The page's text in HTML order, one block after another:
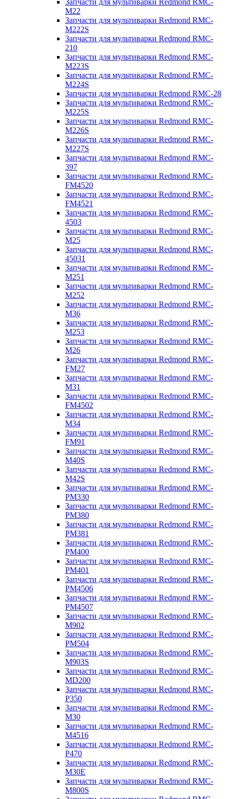
Запчасти для мультиварки Redmond RMC-
M22
Запчасти для мультиварки Redmond RMC-
M222S
Запчасти для мультиварки Redmond RMC-
210
Запчасти для мультиварки Redmond RMC-
M223S
Запчасти для мультиварки Redmond RMC-
M224S
Запчасти для мультиварки Redmond RMC-28
Запчасти для мультиварки Redmond RMC-
M225S
Запчасти для мультиварки Redmond RMC-
M226S
Запчасти для мультиварки Redmond RMC-
M227S
Запчасти для мультиварки Redmond RMC-
397
Запчасти для мультиварки Redmond RMC-
FM4520
Запчасти для мультиварки Redmond RMC-
FM4521
Запчасти для мультиварки Redmond RMC-
4503
Запчасти для мультиварки Redmond RMC-
M25
Запчасти для мультиварки Redmond RMC-
45031
Запчасти для мультиварки Redmond RMC-
M251
Запчасти для мультиварки Redmond RMC-
M252
Запчасти для мультиварки Redmond RMC-
M36
Запчасти для мультиварки Redmond RMC-
M253
Запчасти для мультиварки Redmond RMC-
M26
Запчасти для мультиварки Redmond RMC-
FM27
Запчасти для мультиварки Redmond RMC-
M31
Запчасти для мультиварки Redmond RMC-
FM4502
Запчасти для мультиварки Redmond RMC-
M34
Запчасти для мультиварки Redmond RMC-
FM91
Запчасти для мультиварки Redmond RMC-
M40S
Запчасти для мультиварки Redmond RMC-
M42S
Запчасти для мультиварки Redmond RMC-
PM330
Запчасти для мультиварки Redmond RMC-
PM380
Запчасти для мультиварки Redmond RMC-
PM381
Запчасти для мультиварки Redmond RMC-
PM400
Запчасти для мультиварки Redmond RMC-
PM401
Запчасти для мультиварки Redmond RMC-
PM4506
Запчасти для мультиварки Redmond RMC-
PM4507
Запчасти для мультиварки Redmond RMC-
M902
Запчасти для мультиварки Redmond RMC-
PM504
Запчасти для мультиварки Redmond RMC-
M903S
Запчасти для мультиварки Redmond RMC-
MD200
Запчасти для мультиварки Redmond RMC-
P350
Запчасти для мультиварки Redmond RMC-
M30
Запчасти для мультиварки Redmond RMC-
M4516
Запчасти для мультиварки Redmond RMC-
P470
Запчасти для мультиварки Redmond RMC-
M30E
Запчасти для мультиварки Redmond RMC-
M800S